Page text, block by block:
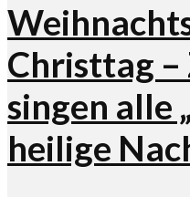
Christtag –
singen alle
heilige